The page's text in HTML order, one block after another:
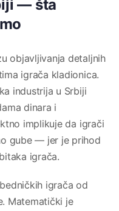
— šta
objavljivanja detaljnih
igrača kladionica.
industrija u Srbiji
dinara i
implikuje da igrači
gube — jer je prihod
igrača.
igrača od
Matematički je